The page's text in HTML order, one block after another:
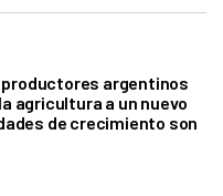
productores argentinos
agricultura a un nuevo
de crecimiento son